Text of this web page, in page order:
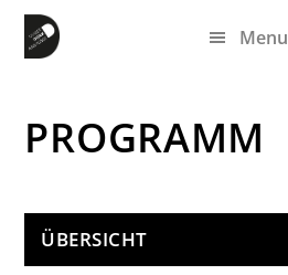
Zum
Inhalt
Zur
Seitenspalte
Zur
Fußzeile
Menu
PROGRAMM
ÜBERSICHT